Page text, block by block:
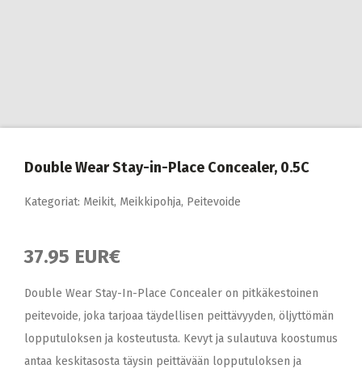
Double Wear Stay-in-Place Concealer, 0.5C
Kategoriat: Meikit, Meikkipohja, Peitevoide
37.95 EUR€
Double Wear Stay-In-Place Concealer on pitkäkestoinen
peitevoide, joka tarjoaa täydellisen peittävyyden, öljyttömän
lopputuloksen ja kosteutusta. Kevyt ja sulautuva koostumus
antaa keskitasosta täysin peittävään lopputuloksen ja